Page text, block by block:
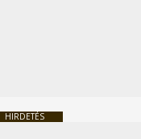
HIRDETÉS